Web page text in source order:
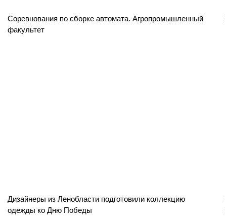
Соревнования по сборке автомата. Агропромышленный
факультет
Дизайнеры из Ленобласти подготовили коллекцию
одежды ко Дню Победы